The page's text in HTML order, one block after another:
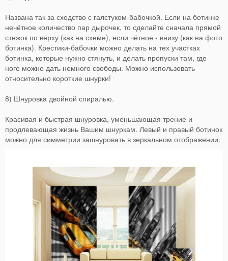
Названа так за сходство с галстуком-бабочкой. Если на ботинке
нечётное количество пар дырочек, то сделайте сначала прямой
стежок по верху (как на схеме), если чётное - внизу (как на фото
ботинка). Крестики-бабочки можно делать на тех участках
ботинка, которые нужно стянуть, и делать пропуски там, где
ноге можно дать немного свободы. Можно использовать
относительно короткие шнурки!
8) Шнуровка двойной спиралью.
Красивая и быстрая шнуровка, уменьшающая трение и
продлевающая жизнь Вашим шнуркам. Левый и правый ботинок
можно для симметрии зашнуровать в зеркальном отображении.